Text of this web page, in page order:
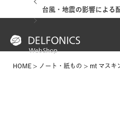
台風・地震の影響による
HOME ノート・紙もの mt マスキ